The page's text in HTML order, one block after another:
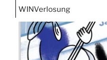
WINVerlosung